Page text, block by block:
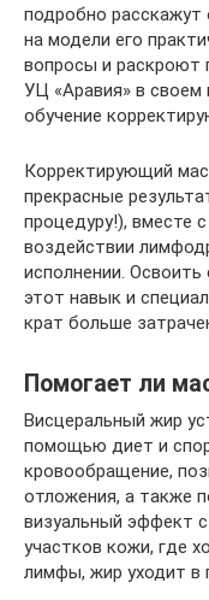
подробно
на модели его
вопросы и раскроют
УЦ «Аравия» в своем
обучение
Корректирующий
прекрасные
процедуру!), вместе
воздействии
исполнении.
этот навык и
крат больше
Помогает ли
Висцеральный жир
помощью диет и
кровообращение,
отложения, а также
визуальный эффект
участков кожи, где
лимфы, жир уходит в